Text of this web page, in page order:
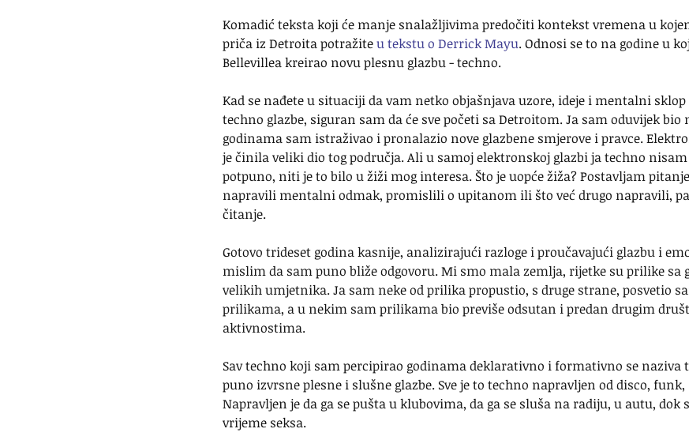
Komadić teksta koji će manje snalažljivima predočiti kontekst vremena u
priča iz Detroita potražite u tekstu o Derrick Mayu. Odnosi se to na godine u
Bellevillea kreirao novu plesnu glazbu - techno.
Kad se nađete u situaciji da vam netko objašnjava uzore, ideje i mentalni
techno glazbe, siguran sam da će sve početi sa Detroitom. Ja sam oduvijek bio
godinama sam istraživao i pronalazio nove glazbene smjerove i pravce.
je činila veliki dio tog područja. Ali u samoj elektronskoj glazbi ja techno
potpuno, niti je to bilo u žiži mog interesa. Što je uopće žiža? Postavljam
napravili mentalni odmak, promislili o upitanom ili što već drugo napravili,
čitanje.
Gotovo trideset godina kasnije, analizirajući razloge i proučavajući glazbu i
mislim da sam puno bliže odgovoru. Mi smo mala zemlja, rijetke su prilike sa
velikih umjetnika. Ja sam neke od prilika propustio, s druge strane, posvetio
prilikama, a u nekim sam prilikama bio previše odsutan i predan drugim
aktivnostima.
Sav techno koji sam percipirao godinama deklarativno i formativno se naziva
puno izvrsne plesne i slušne glazbe. Sve je to techno napravljen od disco, funk,
Napravljen je da ga se pušta u klubovima, da ga se sluša na radiju, u autu, dok
vrijeme seksa.